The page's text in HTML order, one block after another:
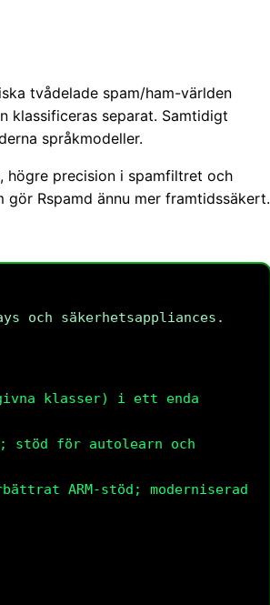
tvådelade spam/ham-världen
klassificeras separat. Samtidigt
språkmodeller.
högre precision i spamfiltret och
Rspamd ännu mer framtidssäkert.
och säkerhetsappliances.
klasser) i ett enda
stöd för autolearn och
ARM-stöd; moderniserad